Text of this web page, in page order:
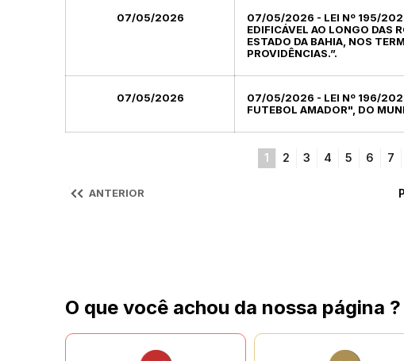
07/05/2026
07/05/2026 - LEI Nº 195/2026,
EDIFICÁVEL AO LONGO DAS
ESTADO DA BAHIA, NOS
PROVIDÊNCIAS.”.
07/05/2026
07/05/2026 - LEI Nº 196/
FUTEBOL AMADOR", DO
1 2 3 4 5 6 7
ANTERIOR
O que você achou da nossa página ?